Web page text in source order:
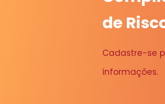
de
Cadastre-se
informações.